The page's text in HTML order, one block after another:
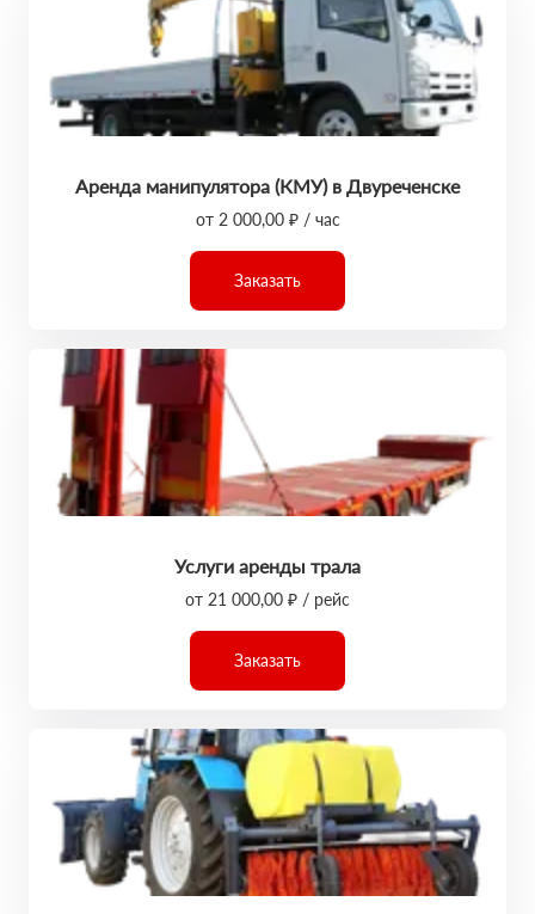
Аренда манипулятора (КМУ) в Двуреченске
от 2 000,00 ₽ / час
Заказать
Услуги аренды трала
от 21 000,00 ₽ / рейс
Заказать